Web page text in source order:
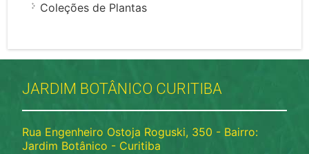
Coleções de Plantas
JARDIM BOTÂNICO CURITIBA
Rua Engenheiro Ostoja Roguski, 350 - Bairro:
Jardim Botânico - Curitiba